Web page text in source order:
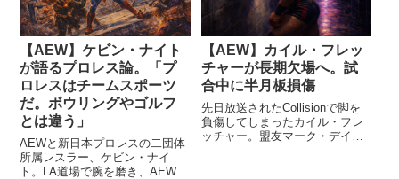
のTNT王座新設へ繋がった歴史
を振り返っています...
【AEW】ケビン・ナイト
が語るプロレス論。「プ
ロレスはチームスポーツ
だ。ボウリングやゴルフ
とは違う」
AEWと新日本プロレスの二団体
所属レスラー、ケビン・ナイ
ト。LA道場で腕を磨き、AEWで
【AEW】カイル・フレッ
チャーが長期欠場へ。試
合中に半月板損傷
先日放送されたCollisionで脚を
負傷してしまったカイル・フレ
ッチャー。盟友マーク・デイビ